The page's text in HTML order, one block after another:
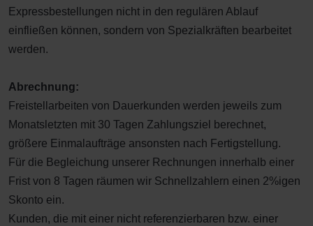
Expressbestellungen nicht in den regulären Ablauf
einfließen können, sondern von Spezialkräften bearbeitet
werden.
Abrechnung:
Freistellarbeiten von Dauerkunden werden jeweils zum
Monatsletzten mit 30 Tagen Zahlungsziel berechnet,
größere Einmalaufträge ansonsten nach Fertigstellung.
Für die Begleichung unserer Rechnungen innerhalb einer
Frist von 8 Tagen räumen wir Schnellzahlern einen 2%igen
Skonto ein.
Kunden, die mit einer nicht referenzierbaren bzw. einer